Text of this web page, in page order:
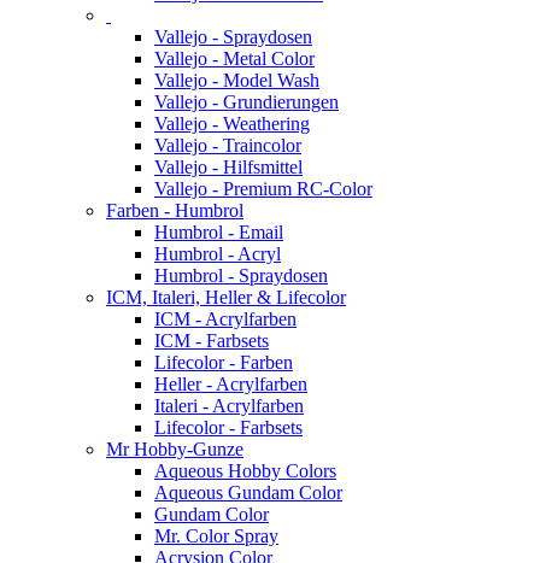
Vallejo - Spraydosen
Vallejo - Metal Color
Vallejo - Model Wash
Vallejo - Grundierungen
Vallejo - Weathering
Vallejo - Traincolor
Vallejo - Hilfsmittel
Vallejo - Premium RC-Color
Farben - Humbrol
Humbrol - Email
Humbrol - Acryl
Humbrol - Spraydosen
ICM, Italeri, Heller & Lifecolor
ICM - Acrylfarben
ICM - Farbsets
Lifecolor - Farben
Heller - Acrylfarben
Italeri - Acrylfarben
Lifecolor - Farbsets
Mr Hobby-Gunze
Aqueous Hobby Colors
Aqueous Gundam Color
Gundam Color
Mr. Color Spray
Acrysion Color